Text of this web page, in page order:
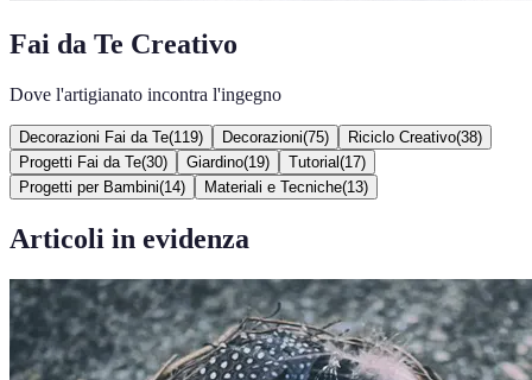
Fai da Te Creativo
Dove l'artigianato incontra l'ingegno
Decorazioni Fai da Te(119) Decorazioni(75) Riciclo Creativo(38)
Progetti Fai da Te(30) Giardino(19) Tutorial (17)
Progetti per Bambini(14) Materiali e Tecniche(13)
Articoli in evidenza